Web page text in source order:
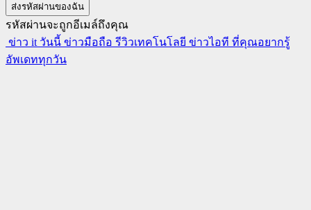
รหัสผ่านจะถูกอีเมล์ถึงคุณ
ข่าว it วันนี้ ข่าวมือถือ รีวิวเทคโนโลยี ข่าวไอที ที่คุณอยากรู้
อัพเดททุกวัน